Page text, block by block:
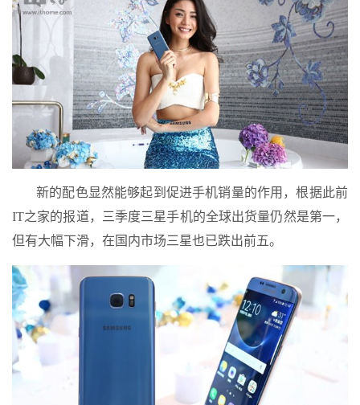
新的配色显然能够起到促进手机销量的作用，根据此前
IT之家的报道，三季度三星手机的全球出货量仍然是第一，
但有大幅下滑，在国内市场三星也已跌出前五。